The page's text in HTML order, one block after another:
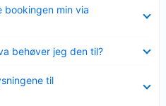
bookingen min via
behøver jeg den til?
til